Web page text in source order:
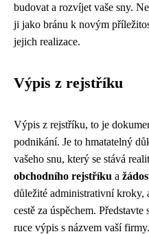
budovat a rozvíjet vaše sny.
ji jako bránu k novým
jejich realizace.
Výpis z rejstříku
Výpis z rejstříku, to je
podnikání. Je to hmatatelný
vašeho snu, který se stává
obchodního rejstříku a
důležité administrativní kroky,
cestě za úspěchem.
ruce výpis s názvem vaší